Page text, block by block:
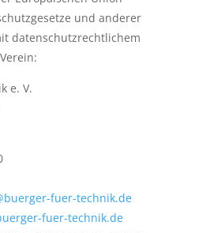
und anderer
datenschutzrechtlichem
e. V.
fuer-technik.de
fuer-technik.de